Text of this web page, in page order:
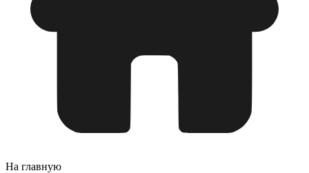
На главную